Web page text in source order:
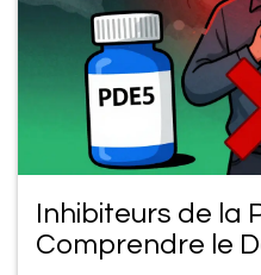
Inhibiteurs de la
Comprendre le